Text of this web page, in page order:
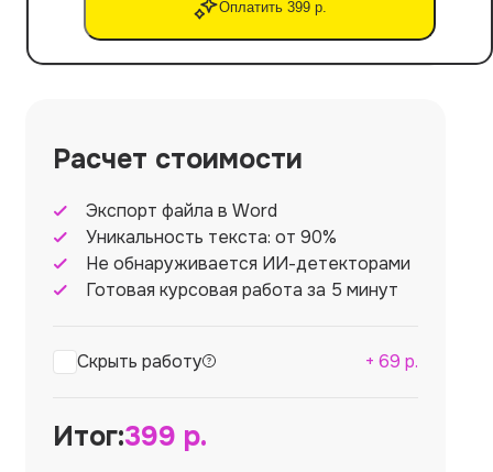
Оплатить 399 р.
Расчет стоимости
Экспорт файла в Word
Уникальность текста: от 90%
Не обнаруживается ИИ-детекторами
Готовая курсовая работа за 5 минут
Скрыть работу + 69 р.
Итог:399 р.